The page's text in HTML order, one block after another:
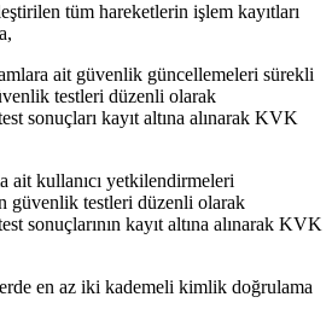
tüm hareketlerin işlem kayıtları
ait güvenlik güncellemeleri sürekli
testleri düzenli olarak
sonuçları kayıt altına alınarak KVK
ait kullanıcı yetkilendirmeleri
güvenlik testleri düzenli olarak
sonuçlarının kayıt altına alınarak KVK
en az iki kademeli kimlik doğrulama